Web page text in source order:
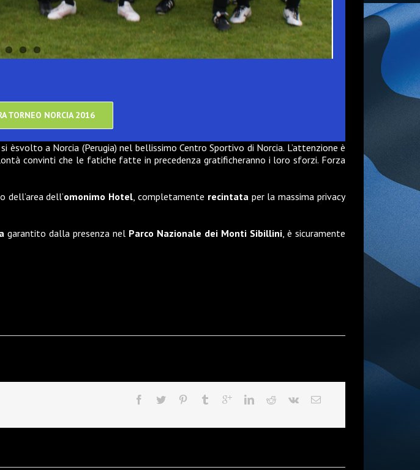
TORNEO NORCIA 2016
a Norcia (Perugia) nel bellissimo Centro Sportivo di Norcia. L’attenzione è
convinti che le fatiche fatte in precedenza gratificheranno i loro sforzi. Forza
dell’area dell’omonimo Hotel , completamente recintata per la massima privacy
garantito dalla presenza nel Parco Nazionale dei Monti Sibillini, è sicuramente